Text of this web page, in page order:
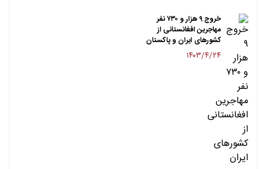
خروج ۹ هزار و ۷۳۰ نفر
مهاجرین افغانستانی از
کشورهای ایران و پاکستان
۱۴۰۳/۴/۲۴